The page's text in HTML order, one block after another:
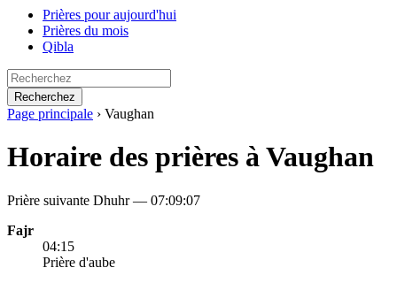
Prières pour aujourd'hui
Prières du mois
Qibla
Recherchez
Page principale › Vaughan
Horaire des prières à Vaughan
Prière suivante Dhuhr — 07:09:07
Fajr
04:15
Prière d'aube